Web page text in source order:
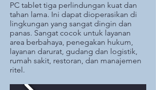
PC tablet tiga perlindungan kuat dan
tahan lama. Ini dapat dioperasikan di
lingkungan yang sangat dingin dan
panas. Sangat cocok untuk layanan
area berbahaya, penegakan hukum,
layanan darurat, gudang dan logistik,
rumah sakit, restoran, dan manajemen
ritel.